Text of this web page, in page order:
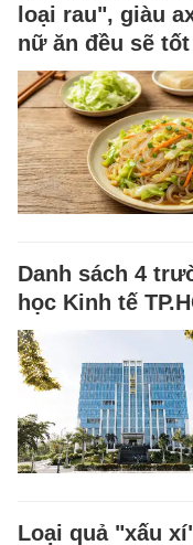
loại rau", giàu
nữ ăn đều sẽ
Danh sách 4
học Kinh tế
Loại quả "xấu